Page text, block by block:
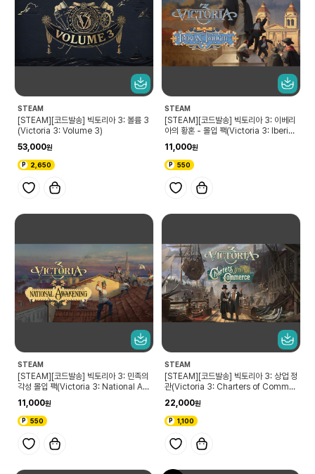
STEAM
[STEAM][코드발송] 빅토리아 3: 볼륨 3
(Victoria 3: Volume 3)
53,000
2,650
STEAM
[STEAM][코드발송] 빅토리아 3: 이베리
아의 황혼 - 몰입 팩(Victoria 3: Iberia
11,000
550
STEAM
[STEAM][코드발송] 빅토리아 3: 민족의
각성 몰입 팩(Victoria 3: National Aw
11,000
550
STEAM
[STEAM][코드발송] 빅토리아 3: 상업 정
관(Victoria 3: Charters of Commer
22,000
1,100